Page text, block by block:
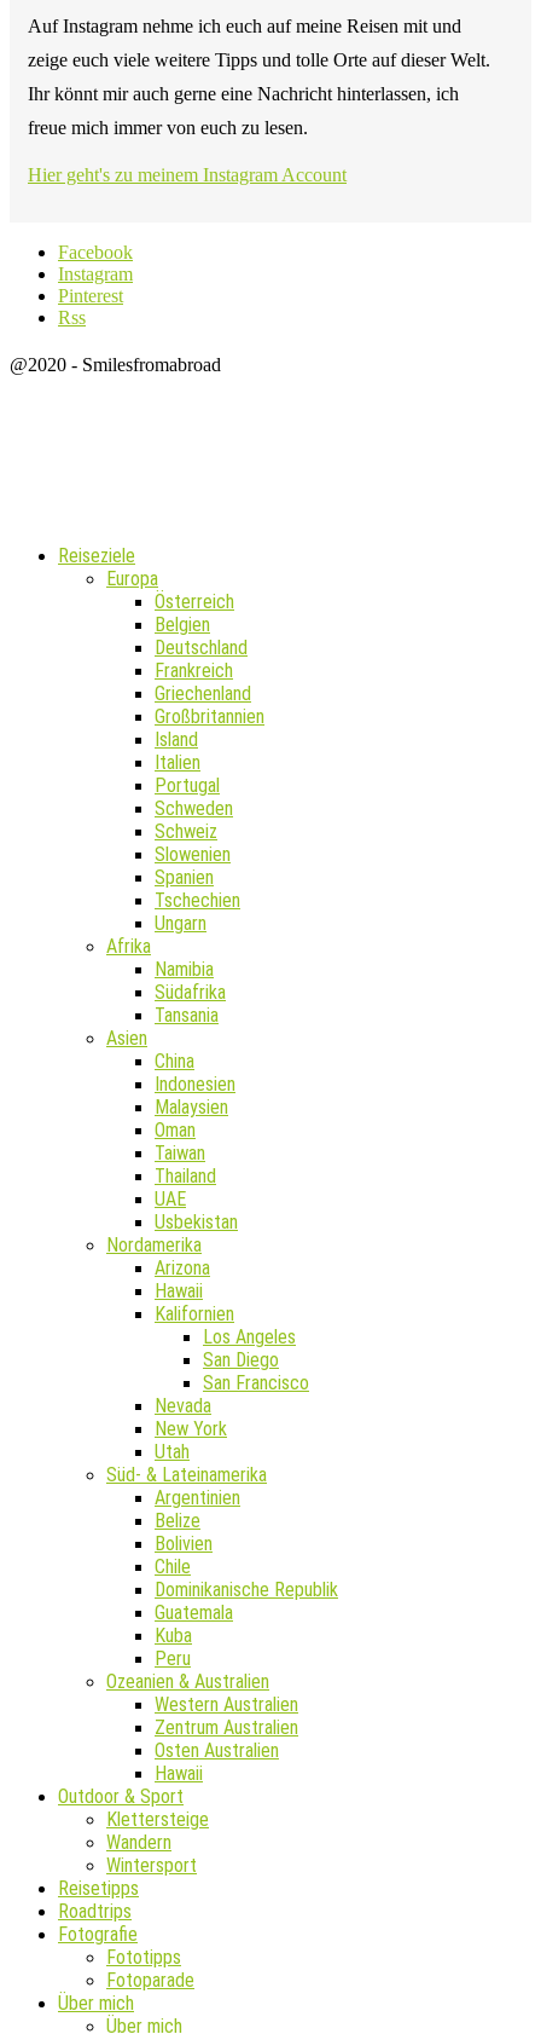
Auf Instagram nehme ich euch auf meine Reisen mit und
zeige euch viele weitere Tipps und tolle Orte auf dieser Welt.
Ihr könnt mir auch gerne eine Nachricht hinterlassen, ich
freue mich immer von euch zu lesen.
Hier geht's zu meinem Instagram Account
Facebook
Instagram
Pinterest
Rss
@2020 - Smilesfromabroad
Reiseziele
Europa
Österreich
Belgien
Deutschland
Frankreich
Griechenland
Großbritannien
Island
Italien
Portugal
Schweden
Schweiz
Slowenien
Spanien
Tschechien
Ungarn
Afrika
Namibia
Südafrika
Tansania
Asien
China
Indonesien
Malaysien
Oman
Taiwan
Thailand
UAE
Usbekistan
Nordamerika
Arizona
Hawaii
Kalifornien
Los Angeles
San Diego
San Francisco
Nevada
New York
Utah
Süd- & Lateinamerika
Argentinien
Belize
Bolivien
Chile
Dominikanische Republik
Guatemala
Kuba
Peru
Ozeanien & Australien
Western Australien
Zentrum Australien
Osten Australien
Hawaii
Outdoor & Sport
Klettersteige
Wandern
Wintersport
Reisetipps
Roadtrips
Fotografie
Fototipps
Fotoparade
Über mich
Über mich